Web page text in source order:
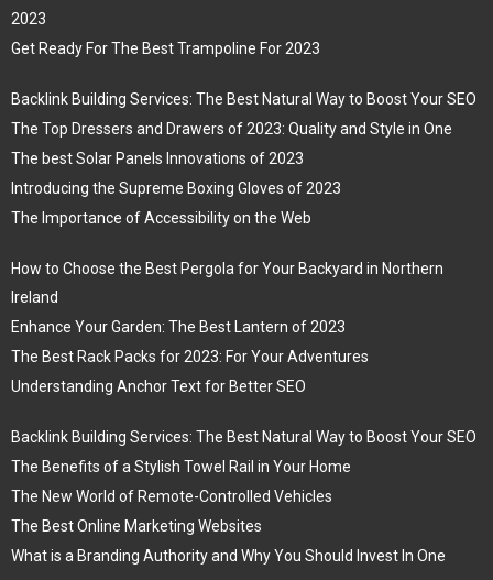
2023
Get Ready For The Best Trampoline For 2023
Backlink Building Services: The Best Natural Way to Boost Your SEO
The Top Dressers and Drawers of 2023: Quality and Style in One
The best Solar Panels Innovations of 2023
Introducing the Supreme Boxing Gloves of 2023
The Importance of Accessibility on the Web
How to Choose the Best Pergola for Your Backyard in Northern
Ireland
Enhance Your Garden: The Best Lantern of 2023
The Best Rack Packs for 2023: For Your Adventures
Understanding Anchor Text for Better SEO
Backlink Building Services: The Best Natural Way to Boost Your SEO
The Benefits of a Stylish Towel Rail in Your Home
The New World of Remote-Controlled Vehicles
The Best Online Marketing Websites
What is a Branding Authority and Why You Should Invest In One